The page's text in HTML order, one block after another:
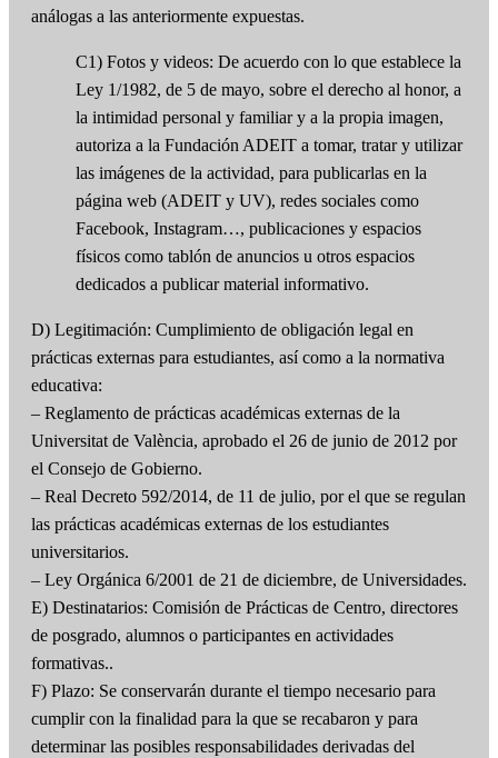
análogas a las anteriormente expuestas.
C1) Fotos y videos: De acuerdo con lo que establece la
Ley 1/1982, de 5 de mayo, sobre el derecho al honor, a
la intimidad personal y familiar y a la propia imagen,
autoriza a la Fundación ADEIT a tomar, tratar y utilizar
las imágenes de la actividad, para publicarlas en la
página web (ADEIT y UV), redes sociales como
Facebook, Instagram…, publicaciones y espacios
físicos como tablón de anuncios u otros espacios
dedicados a publicar material informativo.
D) Legitimación: Cumplimiento de obligación legal en
prácticas externas para estudiantes, así como a la normativa
educativa:
– Reglamento de prácticas académicas externas de la
Universitat de València, aprobado el 26 de junio de 2012 por
el Consejo de Gobierno.
– Real Decreto 592/2014, de 11 de julio, por el que se regulan
las prácticas académicas externas de los estudiantes
universitarios.
– Ley Orgánica 6/2001 de 21 de diciembre, de Universidades.
E) Destinatarios: Comisión de Prácticas de Centro, directores
de posgrado, alumnos o participantes en actividades
formativas..
F) Plazo: Se conservarán durante el tiempo necesario para
cumplir con la finalidad para la que se recabaron y para
determinar las posibles responsabilidades derivadas del